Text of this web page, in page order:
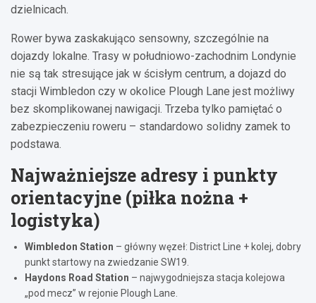
dzielnicach.
Rower bywa zaskakująco sensowny, szczególnie na
dojazdy lokalne. Trasy w południowo-zachodnim Londynie
nie są tak stresujące jak w ścisłym centrum, a dojazd do
stacji Wimbledon czy w okolice Plough Lane jest możliwy
bez skomplikowanej nawigacji. Trzeba tylko pamiętać o
zabezpieczeniu roweru – standardowo solidny zamek to
podstawa.
Najważniejsze adresy i punkty
orientacyjne (piłka nożna +
logistyka)
Wimbledon Station – główny węzeł: District Line + kolej, dobry
punkt startowy na zwiedzanie SW19.
Haydons Road Station – najwygodniejsza stacja kolejowa
„pod mecz” w rejonie Plough Lane.